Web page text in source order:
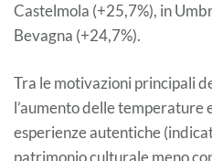
Castelmola (+25,7%), in
Bevagna (+24,7%).
Tra le motivazioni principali
l’aumento delle temperature
esperienze autentiche